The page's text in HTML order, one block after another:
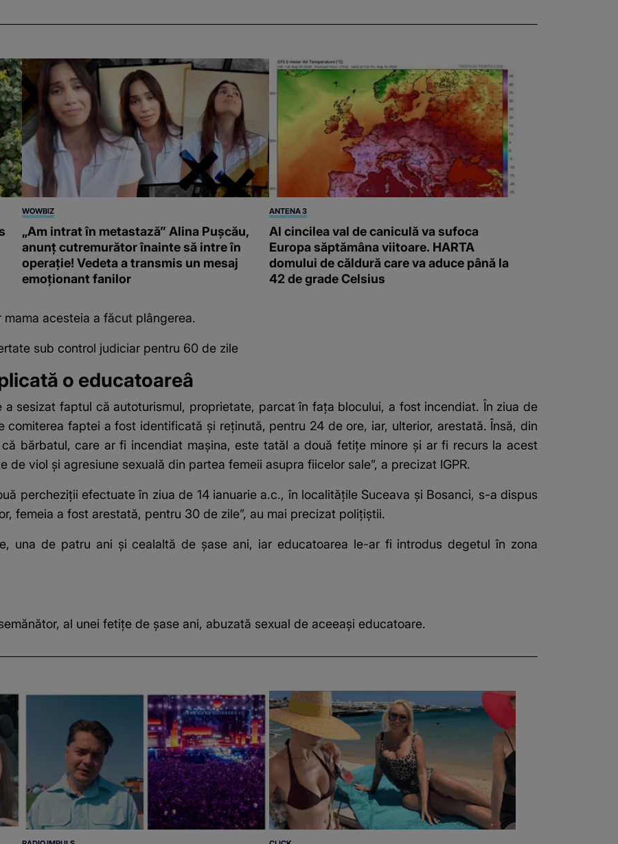
WOWBIZ
„Am intrat în metastază” Alina Pușcău,
anunț cutremurător înainte să intre în
operație! Vedeta a transmis un mesaj
emoționant fanilor
ANTENA 3
Al cincilea val de caniculă va sufoca
Europa săptămâna viitoare. HARTA
domului de căldură care va aduce până la
42 de grade Celsius
acesteia a făcut plângerea.
sub control judiciar pentru 60 de zile
o educatoareâ
a sesizat faptul că autoturismul, proprietate, parcat în faţa blocului, a fost incendiat. În ziua de
comiterea faptei a fost identificată şi reţinută, pentru 24 de ore, iar, ulterior, arestată. Însă, din
bărbatul, care ar fi incendiat maşina, este tatăl a două fetiţe minore şi ar fi recurs la acest
de viol şi agresiune sexuală din partea femeii asupra fiicelor sale”, a precizat IGPR.
percheziţii efectuate în ziua de 14 ianuarie a.c., în localităţile Suceava şi Bosanci, s-a dispus
femeia a fost arestată, pentru 30 de zile”, au mai precizat poliţiştii.
una de patru ani şi cealaltă de şase ani, iar educatoarea le-ar fi introdus degetul în zona
al unei fetiţe de şase ani, abuzată sexual de aceeaşi educatoare.